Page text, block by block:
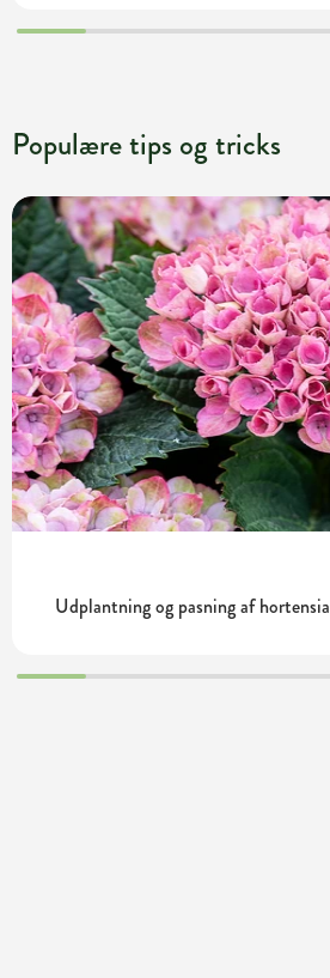
Populære tips og tricks
Udplantning og pasning af hortensia